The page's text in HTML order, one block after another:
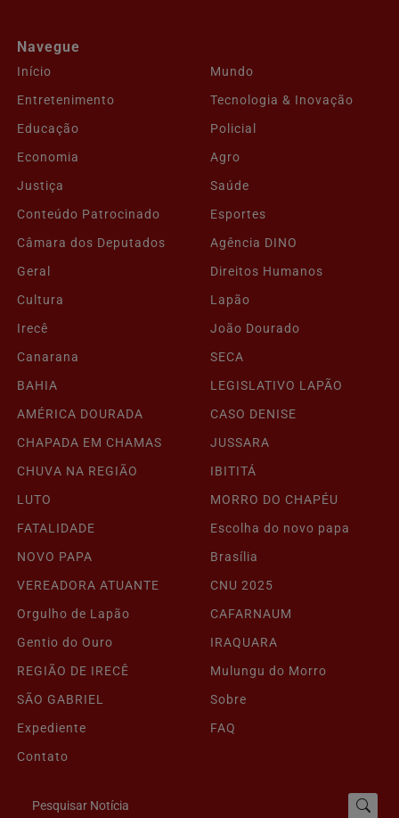
Navegue
Início
Mundo
Entretenimento
Tecnologia & Inovação
Educação
Policial
Economia
Agro
Justiça
Saúde
Conteúdo Patrocinado
Esportes
Câmara dos Deputados
Agência DINO
Geral
Direitos Humanos
Cultura
Lapão
Irecê
João Dourado
Canarana
SECA
BAHIA
LEGISLATIVO LAPÃO
AMÉRICA DOURADA
CASO DENISE
CHAPADA EM CHAMAS
JUSSARA
CHUVA NA REGIÃO
IBITITÁ
LUTO
MORRO DO CHAPÉU
FATALIDADE
Escolha do novo papa
NOVO PAPA
Brasília
VEREADORA ATUANTE
CNU 2025
Orgulho de Lapão
CAFARNAUM
Gentio do Ouro
IRAQUARA
REGIÃO DE IRECÊ
Mulungu do Morro
SÃO GABRIEL
Sobre
Expediente
FAQ
Contato